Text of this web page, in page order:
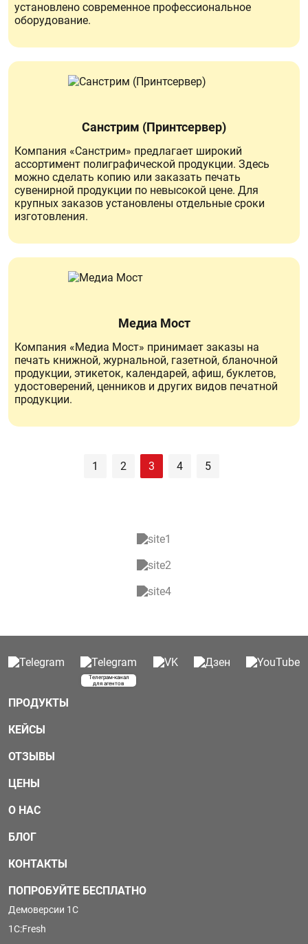
установлено современное профессиональное
оборудование.
Санстрим (Принтсервер)
Компания «Санстрим» предлагает широкий
ассортимент полиграфической продукции. Здесь
можно сделать копию или заказать печать
сувенирной продукции по невысокой цене. Для
крупных заказов установлены отдельные сроки
изготовления.
Медиа Мост
Компания «Медиа Мост» принимает заказы на
печать книжной, журнальной, газетной, бланочной
продукции, этикеток, календарей, афиш, буклетов,
удостоверений, ценников и других видов печатной
продукции.
1 2 3 4 5
Телеграм-канал
для агентов
ПРОДУКТЫ
КЕЙСЫ
ОТЗЫВЫ
ЦЕНЫ
О НАС
БЛОГ
КОНТАКТЫ
ПОПРОБУЙТЕ БЕСПЛАТНО
Демоверсии 1С
1С:Fresh